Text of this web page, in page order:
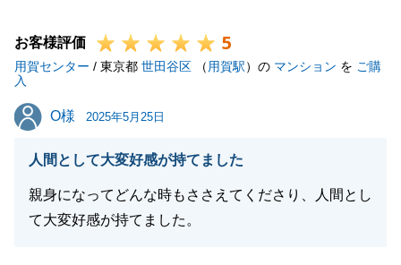
おかけしましたこと、心よりお詫び申し上げます。
K様に頂戴した励みになるお言葉は今後の営業人生の
私共々、弊社を末永くご愛顧賜りますよう、今後とも
閉じる
お客様評価 5
用賀センター / 東京都 世田谷区 （ 用賀駅）の マンション を ご購
入
O様
O様 2025年5月25日
人間として大変好感が持てました
親身になってどんな時もささえてくださり、人間とし
て大変好感が持てました。